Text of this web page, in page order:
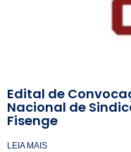
Edital de
Nacional de
Fisenge
LEIA MAIS